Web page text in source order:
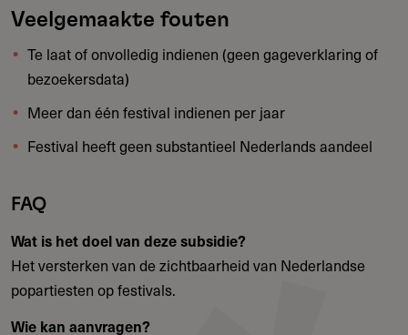
Veelgemaakte fouten
Te laat of onvolledig indienen (geen gageverklaring of
bezoekersdata)
Meer dan één festival indienen per jaar
Festival heeft geen substantieel Nederlands aandeel
FAQ
Wat is het doel van deze subsidie?
Het versterken van de zichtbaarheid van Nederlandse
popartiesten op festivals.
Wie kan aanvragen?